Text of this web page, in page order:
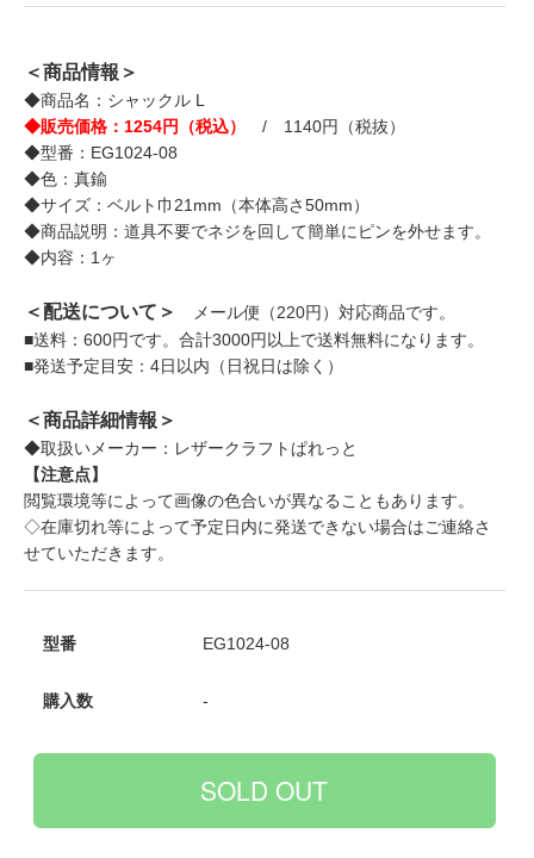
＜商品情報＞
◆商品名：シャックル L
◆販売価格：1254円（税込）
/ 1140円（税抜）
◆型番：EG1024-08
◆色：真鍮
◆サイズ：ベルト巾21mm（本体高さ50mm）
◆商品説明：道具不要でネジを回して簡単にピンを外せます。
◆内容：1ヶ
＜配送について＞
メール便（220円）対応商品です。
■送料：600円です。合計3000円以上で送料無料になります。
■発送予定目安：4日以内（日祝日は除く）
＜商品詳細情報＞
◆取扱いメーカー：レザークラフトぱれっと
【注意点】
閲覧環境等によって画像の色合いが異なることもあります。
◇在庫切れ等によって予定日内に発送できない場合はご連絡さ
せていただきます。
型番 EG1024-08
購入数 -